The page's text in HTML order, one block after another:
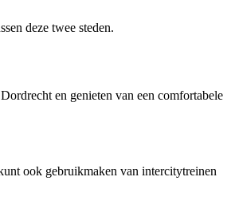
deze twee steden.
en genieten van een comfortabele
ook gebruikmaken van intercitytreinen